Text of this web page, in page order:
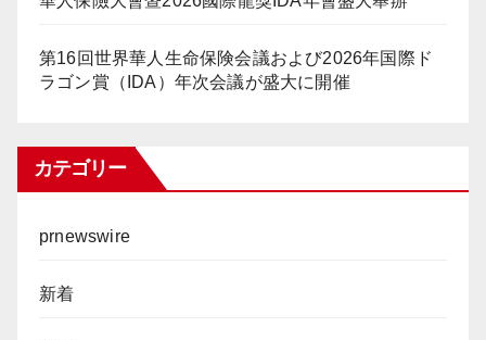
第16回世界華人生命保険会議および2026年国際ド
ラゴン賞（IDA）年次会議が盛大に開催
カテゴリー
prnewswire
新着